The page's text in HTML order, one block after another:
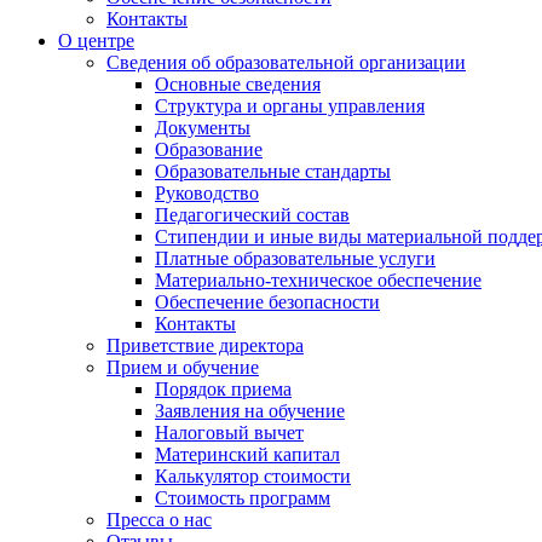
Контакты
О центре
Сведения об образовательной организации
Основные сведения
Структура и органы управления
Документы
Образование
Образовательные стандарты
Руководство
Педагогический состав
Стипендии и иные виды материальной
Платные образовательные услуги
Материально-техническое обеспечение
Обеспечение безопасности
Контакты
Приветствие директора
Прием и обучение
Порядок приема
Заявления на обучение
Налоговый вычет
Материнский капитал
Калькулятор стоимости
Стоимость программ
Пресса о нас